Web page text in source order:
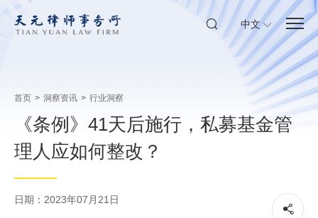
中文
首页 > 洞察资讯 > 行业洞察
《条例》41天后施行，私募基金管
理人应如何整改？
日期：2023年07月21日